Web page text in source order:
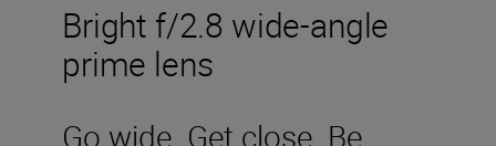
Bright f/2.8 wide-angle
prime lens
Go wide. Get close. Be